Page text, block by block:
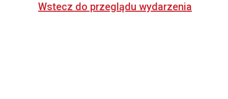
Wstecz do przeglądu wydarzenia